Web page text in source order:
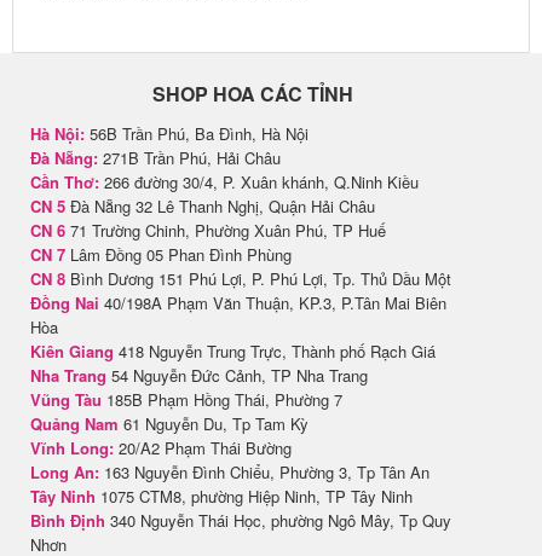
SHOP HOA CÁC TỈNH
Hà Nội: 56B Trần Phú, Ba Đình, Hà Nội
Đà Nẵng: 271B Trần Phú, Hải Châu
Cần Thơ: 266 đường 30/4, P. Xuân khánh, Q.Ninh Kiều
CN 5 Đà Nẵng 32 Lê Thanh Nghị, Quận Hải Châu
CN 6 71 Trường Chinh, Phường Xuân Phú, TP Huế
CN 7 Lâm Đồng 05 Phan Đình Phùng
CN 8 Bình Dương 151 Phú Lợi, P. Phú Lợi, Tp. Thủ Dầu Một
Đồng Nai 40/198A Phạm Văn Thuận, KP.3, P.Tân Mai Biên
Hòa
Kiên Giang 418 Nguyễn Trung Trực, Thành phố Rạch Giá
Nha Trang 54 Nguyễn Đức Cảnh, TP Nha Trang
Vũng Tàu 185B Phạm Hồng Thái, Phường 7
Quảng Nam 61 Nguyễn Du, Tp Tam Kỳ
Vĩnh Long: 20/A2 Phạm Thái Bường
Long An: 163 Nguyễn Đình Chiểu, Phường 3, Tp Tân An
Tây Ninh 1075 CTM8, phường Hiệp Ninh, TP Tây Ninh
Bình Định 340 Nguyễn Thái Học, phường Ngô Mây, Tp Quy
Nhơn